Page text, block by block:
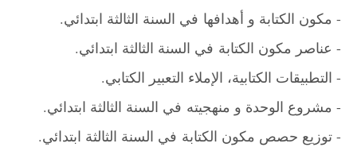
- مكون الكتابة و أهدافها في السنة الثالثة ابتدائي.
- عناصر مكون الكتابة في السنة الثالثة ابتدائي.
- التطبيقات الكتابية، الإملاء التعبير الكتابي.
- مشروع الوحدة و منهجيته في السنة الثالثة ابتدائي.
- توزيع حصص مكون الكتابة في السنة الثالثة ابتدائي.